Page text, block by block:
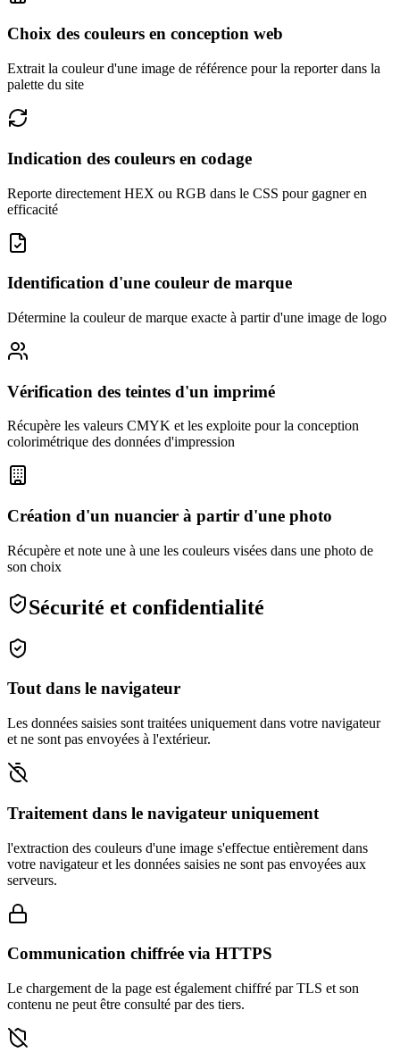
Choix des couleurs en conception web
Extrait la couleur d'une image de référence pour la reporter dans la
palette du site
Indication des couleurs en codage
Reporte directement HEX ou RGB dans le CSS pour gagner en
efficacité
Identification d'une couleur de marque
Détermine la couleur de marque exacte à partir d'une image de logo
Vérification des teintes d'un imprimé
Récupère les valeurs CMYK et les exploite pour la conception
colorimétrique des données d'impression
Création d'un nuancier à partir d'une photo
Récupère et note une à une les couleurs visées dans une photo de
son choix
Sécurité et confidentialité
Tout dans le navigateur
Les données saisies sont traitées uniquement dans votre navigateur
et ne sont pas envoyées à l'extérieur.
Traitement dans le navigateur uniquement
l'extraction des couleurs d'une image s'effectue entièrement dans
votre navigateur et les données saisies ne sont pas envoyées aux
serveurs.
Communication chiffrée via HTTPS
Le chargement de la page est également chiffré par TLS et son
contenu ne peut être consulté par des tiers.